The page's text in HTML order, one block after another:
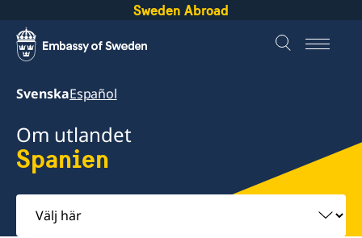
Sweden Abroad
SvenskaEspañol
Om utlandet
Spanien
Välj
här